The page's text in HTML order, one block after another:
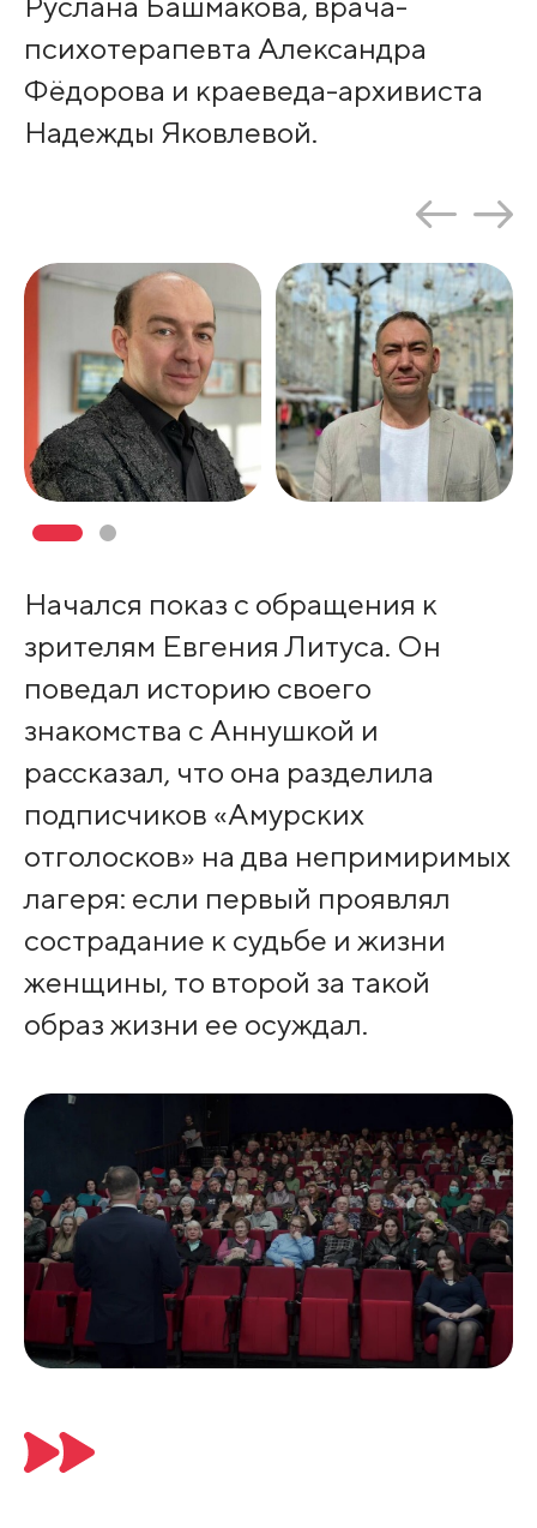
психотерапевта Александра
Фёдорова и краеведа-архивиста
Надежды Яковлевой.
Начался показ с обращения к
зрителям Евгения Литуса. Он
поведал историю своего
знакомства с Аннушкой и
рассказал, что она разделила
подписчиков «Амурских
отголосков» на два непримиримых
лагеря: если первый проявлял
сострадание к судьбе и жизни
женщины, то второй за такой
образ жизни ее осуждал.